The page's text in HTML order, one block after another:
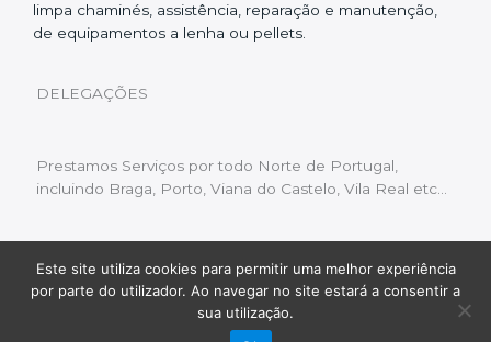
limpa chaminés, assistência, reparação e manutenção,
de equipamentos a lenha ou pellets.
DELEGAÇÕES
Prestamos Serviços por todo Norte de Portugal,
incluindo Braga, Porto, Viana do Castelo, Vila Real etc…
Livro de Reclamações | Política de Privacidade
Copyright © 2022 Limpeza Chaminés | Desenvolvido
Fluxo Digital – a inovar a web
Este site utiliza cookies para permitir uma melhor experiência
por parte do utilizador. Ao navegar no site estará a consentir a
sua utilização.